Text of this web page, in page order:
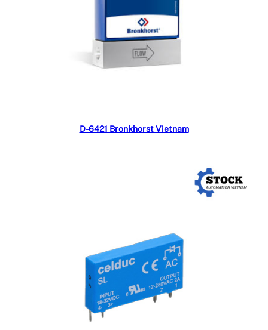
Đọc tiếp
D-6421 Bronkhorst Vietnam